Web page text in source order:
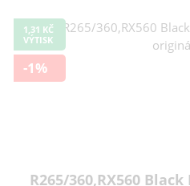
1,31 KČ
VÝTISK
-1%
R265/360,RX560